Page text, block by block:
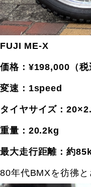
FUJI ME-X
価格：¥198,000（税
変速：1speed
タイヤサイズ：
重量：20.2kg
最大走行距離：約
80年代BMXを彷彿